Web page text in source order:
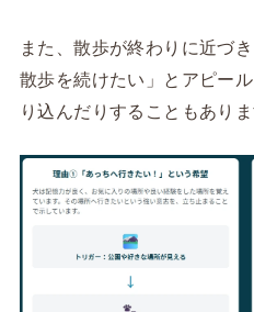
また、散歩が終わりに近づ
散歩を続けたい」とアピー
り込んだりすることもありま